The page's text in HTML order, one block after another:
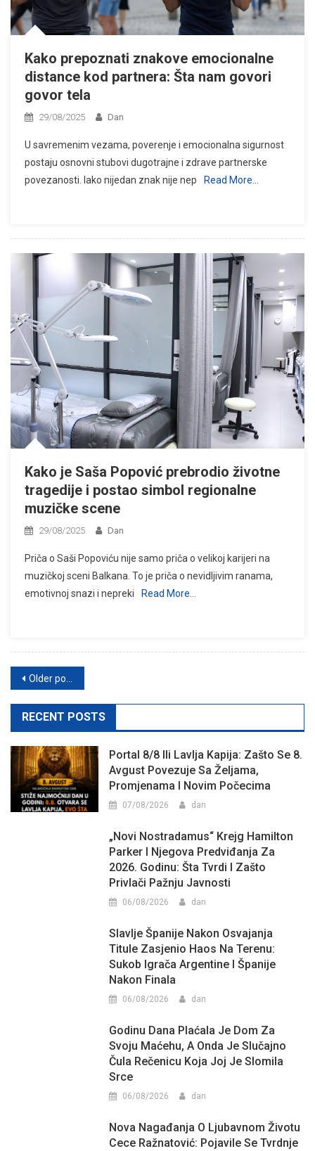
Kako prepoznati znakove emocionalne
distance kod partnera: Šta nam govori
govor tela
29/08/2025 Dan
U savremenim vezama, poverenje i emocionalna sigurnost
postaju osnovni stubovi dugotrajne i zdrave partnerske
povezanosti. Iako nijedan znak nije nep
Read More…
Kako je Saša Popović prebrodio životne
tragedije i postao simbol regionalne
muzičke scene
29/08/2025 Dan
Priča o Saši Popoviću nije samo priča o velikoj karijeri na
muzičkoj sceni Balkana. To je priča o nevidljivim ranama,
emotivnoj snazi i nepreki
Read More…
Posts
navigation
Older posts
RECENT POSTS
Portal 8/8 Ili Lavlja Kapija: Zašto Se 8.
Avgust Povezuje Sa Željama,
Promjenama I Novim Počecima
07/08/2026 dan
„Novi Nostradamus“ Krejg Hamilton
Parker I Njegova Predviđanja Za
2026. Godinu: Šta Tvrdi I Zašto
Privlači Pažnju Javnosti
06/08/2026 dan
Slavlje Španije Nakon Osvajanja
Titule Zasjenio Haos Na Terenu:
Sukob Igrača Argentine I Španije
Nakon Finala
06/08/2026 dan
Godinu Dana Plaćala Je Dom Za
Svoju Maćehu, A Onda Je Slučajno
Čula Rečenicu Koja Joj Je Slomila
Srce
06/08/2026 dan
Nova Nagađanja O Ljubavnom Životu
Cece Ražnatović: Pojavile Se Tvrdnje